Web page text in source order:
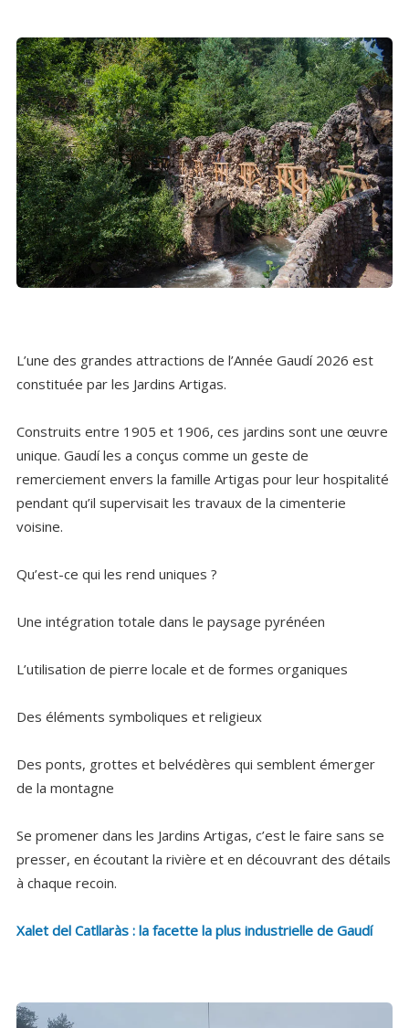
L’une des grandes attractions de l’Année Gaudí 2026 est
constituée par les Jardins Artigas.
Construits entre 1905 et 1906, ces jardins sont une œuvre
unique. Gaudí les a conçus comme un geste de
remerciement envers la famille Artigas pour leur hospitalité
pendant qu’il supervisait les travaux de la cimenterie
voisine.
Qu’est-ce qui les rend uniques ?
Une intégration totale dans le paysage pyrénéen
L’utilisation de pierre locale et de formes organiques
Des éléments symboliques et religieux
Des ponts, grottes et belvédères qui semblent émerger
de la montagne
Se promener dans les Jardins Artigas, c’est le faire sans se
presser, en écoutant la rivière et en découvrant des détails
à chaque recoin.
Xalet del Catllaràs : la facette la plus industrielle de Gaudí